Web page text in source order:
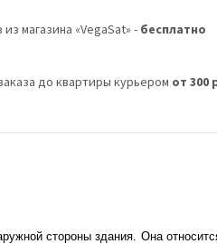
магазина «VegaSat» - бесплатно
до квартиры курьером от 300
стороны здания. Она